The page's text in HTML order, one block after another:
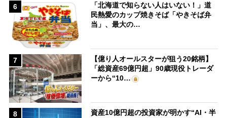
6
「北海道で知らない人はいない！」道
民熱愛のカップ焼きそば「やきそば弁
当」、最大の…
7
【億り人オールスターが狙う20銘柄】
「総資産69億円超」90歳現役トレーダ
ーから“10…
8
資産10億円超の投資家が明かす“AI・半